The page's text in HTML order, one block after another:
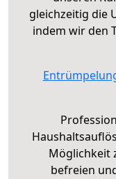
gleichzeitig die
indem wir den
Möglichkeit
befreien